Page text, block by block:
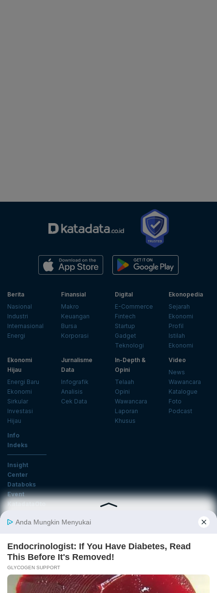
Berita
Nasional
Industri
Internasional
Energi
Finansial
Makro
Keuangan
Bursa
Korporasi
Digital
E-Commerce
Fintech
Startup
Gadget
Teknologi
Ekonopedia
Sejarah
Ekonomi
Profil
Istilah
Ekonomi
Ekonomi
Hijau
Energi Baru
Ekonomi
Sirkular
Investasi
Hijau
Jurnalisme
Data
Infografik
Analisis
Cek Data
In-Depth &
Opini
Telaah
Opini
Wawancara
Laporan
Khusus
Video
News
Wawancara
Katalogue
Foto
Podcast
Info
Indeks
Insight
Center
Databoks
Event
KatadataOto
Email
Daftar